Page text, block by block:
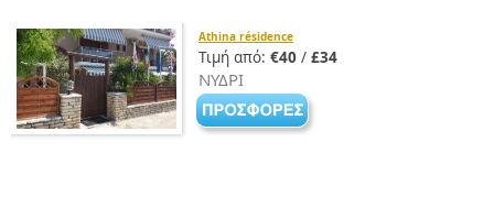
Athina résidence
Τιμή από: €40 / £34
ΝΥΔΡΙ